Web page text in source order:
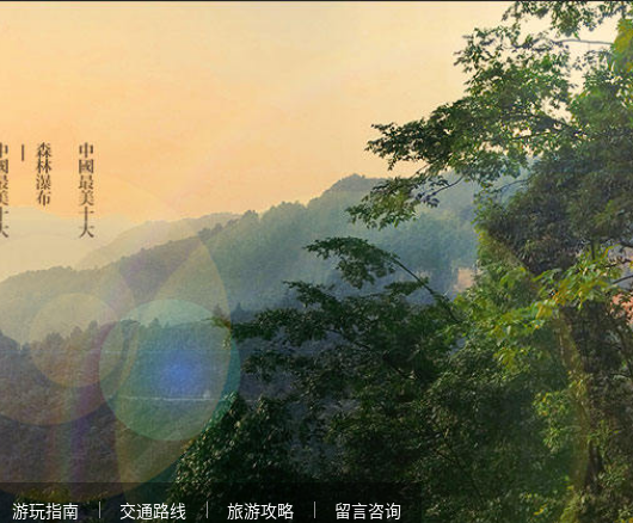
游玩指南 交通路线 旅游攻略 留言咨询